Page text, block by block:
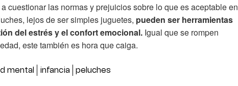
cuestionar las normas y prejuicios sobre lo que es aceptable en
lejos de ser simples juguetes, pueden ser herramientas
del estrés y el confort emocional. Igual que se rompen
este también es hora que caiga.
mental infancia peluches